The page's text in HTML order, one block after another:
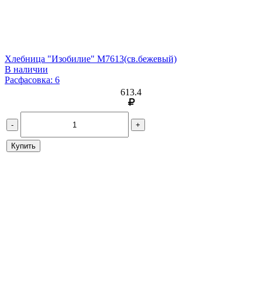
Хлебница "Изобилие" М7613(св.бежевый)
В наличии
Расфасовка: 6
613.4
- +
Купить